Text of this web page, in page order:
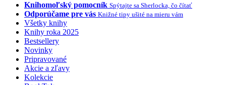
Knihomoľský pomocník Spýtajte sa Sherlocka, čo čítať
Odporúčame pre vás Knižné tipy ušité na mieru vám
Všetky knihy
Knihy roka 2025
Bestsellery
Novinky
Pripravované
Akcie a zľavy
Kolekcie